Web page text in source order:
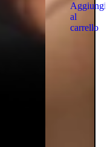
Aggiungi
al
carrello